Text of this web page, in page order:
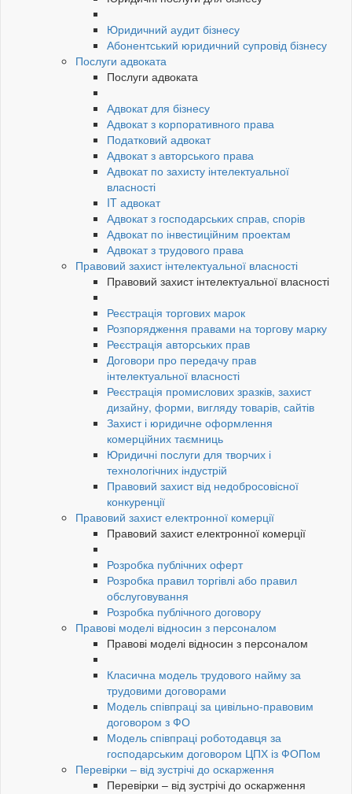
Юридичний аудит бізнесу
Абонентський юридичний супровід бізнесу
Послуги адвоката
Послуги адвоката
Адвокат для бізнесу
Адвокат з корпоративного права
Податковий адвокат
Адвокат з авторського права
Адвокат по захисту інтелектуальної
власності
IT адвокат
Адвокат з господарських справ, спорів
Адвокат по інвестиційним проектам
Адвокат з трудового права
Правовий захист інтелектуальної власності
Правовий захист інтелектуальної власності
Реєстрація торгових марок
Розпорядження правами на торгову марку
Реєстрація авторських прав
Договори про передачу прав
інтелектуальної власності
Реєстрація промислових зразків, захист
дизайну, форми, вигляду товарів, сайтів
Захист і юридичне оформлення
комерційних таємниць
Юридичні послуги для творчих і
технологічних індустрій
Правовий захист від недобросовісної
конкуренції
Правовий захист електронної комерції
Правовий захист електронної комерції
Розробка публічних оферт
Розробка правил торгівлі або правил
обслуговування
Розробка публічного договору
Правові моделі відносин з персоналом
Правові моделі відносин з персоналом
Класична модель трудового найму за
трудовими договорами
Модель співпраці за цивільно-правовим
договором з ФО
Модель співпраці роботодавця за
господарським договором ЦПХ із ФОПом
Перевірки – від зустрічі до оскарження
Перевірки – від зустрічі до оскарження